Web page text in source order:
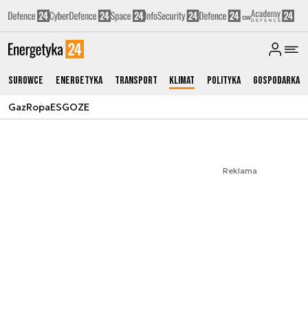
Surowce Energetyka Transport Klimat Polityka Gospodarka
GazRopaESGOZE
Reklama